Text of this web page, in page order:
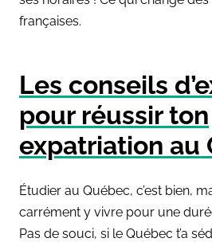
françaises.
Les conseils
pour réussir ton
expatriation au
Étudier au Québec, c’est bien,
carrément y vivre pour une
Pas de souci, si le Québec t’a